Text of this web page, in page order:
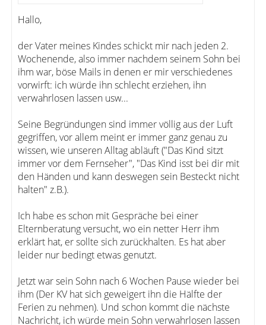
Hallo,
der Vater meines Kindes schickt mir nach jeden 2.
Wochenende, also immer nachdem seinem Sohn bei
ihm war, böse Mails in denen er mir verschiedenes
vorwirft: ich würde ihn schlecht erziehen, ihn
verwahrlosen lassen usw...
Seine Begründungen sind immer völlig aus der Luft
gegriffen, vor allem meint er immer ganz genau zu
wissen, wie unseren Alltag abläuft ("Das Kind sitzt
immer vor dem Fernseher", "Das Kind isst bei dir mit
den Händen und kann deswegen sein Besteckt nicht
halten" z.B.).
Ich habe es schon mit Gespräche bei einer
Elternberatung versucht, wo ein netter Herr ihm
erklärt hat, er sollte sich zurückhalten. Es hat aber
leider nur bedingt etwas genutzt.
Jetzt war sein Sohn nach 6 Wochen Pause wieder bei
ihm (Der KV hat sich geweigert ihn die Hälfte der
Ferien zu nehmen). Und schon kommt die nächste
Nachricht, ich würde mein Sohn verwahrlosen lassen